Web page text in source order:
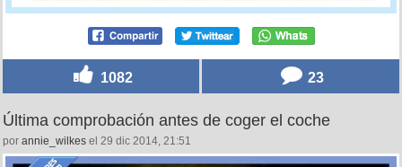
1082 23
Última comprobación antes de coger el coche
por annie_wilkes el 29 dic 2014, 21:51